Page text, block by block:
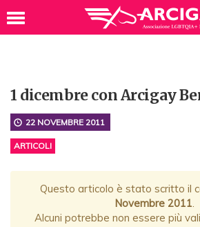
1 dicembre con Arcigay
22 NOVEMBRE 2011
ARTICOLI
Questo articolo è stato scritto il
Novembre 2011.
Alcuni potrebbe non essere più